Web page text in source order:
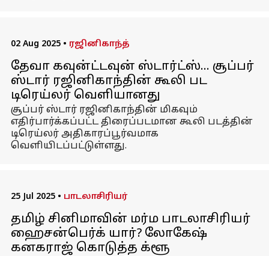
02 Aug 2025 • ரஜினிகாந்த்
தேவா கவுன்ட்டவுன் ஸ்டார்ட்ஸ்... சூப்பர்
ஸ்டார் ரஜினிகாந்தின் கூலி பட
டிரெய்லர் வெளியானது
சூப்பர் ஸ்டார் ரஜினிகாந்தின் மிகவும்
எதிர்பார்க்கப்பட்ட திரைப்படமான கூலி படத்தின்
டிரெய்லர் அதிகாரப்பூர்வமாக
வெளியிடப்பட்டுள்ளது.
25 Jul 2025 • பாடலாசிரியர்
தமிழ் சினிமாவின் மர்ம பாடலாசிரியர்
ஹைசன்பெர்க் யார்? லோகேஷ்
கனகராஜ் கொடுத்த க்ளூ